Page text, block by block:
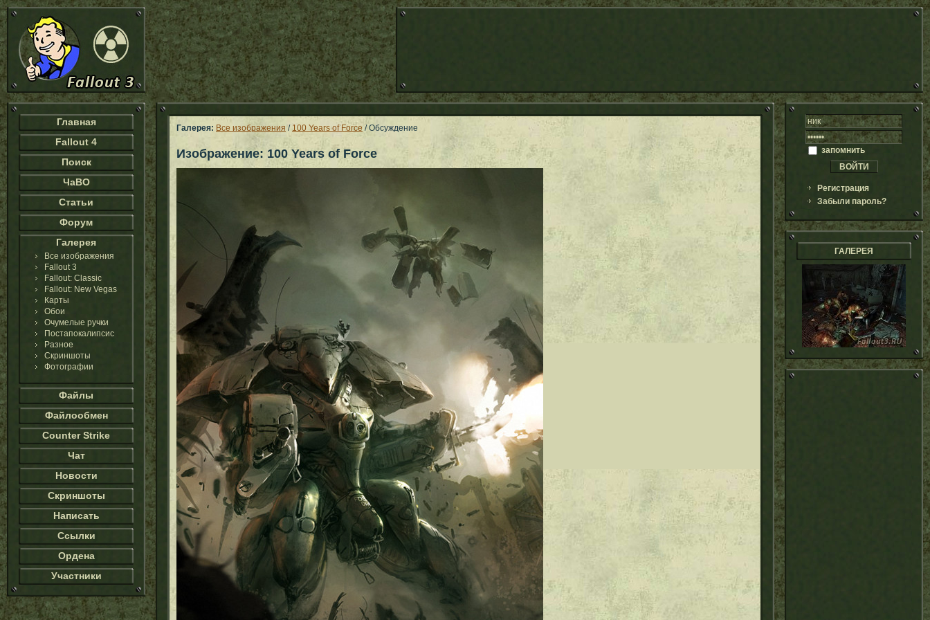
Главная
Fallout 4
Поиск
ЧаВО
Статьи
Форум
Галерея
Все изображения
Fallout 3
Fallout: Classic
Fallout: New Vegas
Карты
Обои
Очумелые ручки
Постапокалипсис
Разное
Скриншоты
Фотографии
Файлы
Файлообмен
Counter Strike
Чат
Новости
Скриншоты
Написать
Ссылки
Ордена
Участники
Галерея: Все изображения /100 Years of Force / Обсуждение
Изображение: 100 Years of Force запомнить
Регистрация
Забыли пароль?
ГАЛЕРЕЯ